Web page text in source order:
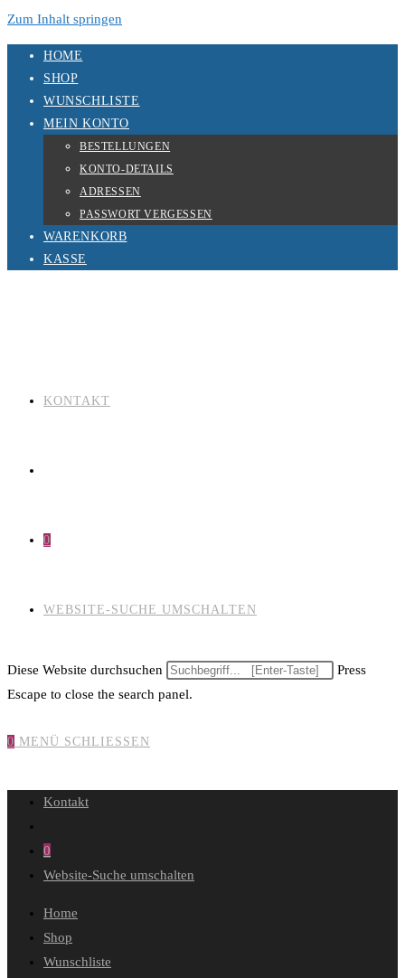
Zum Inhalt springen
HOME
SHOP
WUNSCHLISTE
MEIN KONTO
BESTELLUNGEN
KONTO-DETAILS
ADRESSEN
PASSWORT VERGESSEN
WARENKORB
KASSE
KONTAKT
0
WEBSITE-SUCHE UMSCHALTEN
Diese Website durchsuchen
Press
Escape to close the search panel.
0 MENÜ SCHLIESSEN
Kontakt
0
Website-Suche umschalten
Home
Shop
Wunschliste